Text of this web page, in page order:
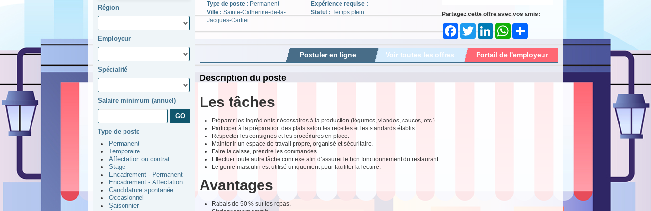
Région
Employeur
Spécialité
Salaire minimum (annuel)
Type de poste
Permanent
Temporaire
Affectation ou contrat
Stage
Encadrement - Permanent
Encadrement - Affectation
Candidature spontanée
Occasionnel
Saisonnier
Type de poste : Permanent
Ville : Sainte-Catherine-de-la-
Jacques-Cartier
Expérience requise :
Statut : Temps plein
Partagez cette offre avec vos amis:
FacebookTwitter LinkedInWhatsApp
Portail de l'employeur
Voir toutes les offres
Postuler en ligne
Description du poste
Les tâches
Préparer les ingrédients nécessaires à la production (légumes, viandes, sauces, etc.).
Participer à la préparation des plats selon les recettes et les standards établis.
Respecter les consignes et les procédures en place.
Maintenir un espace de travail propre, organisé et sécuritaire.
Faire la caisse, prendre les commandes.
Effectuer toute autre tâche connexe afin d’assurer le bon fonctionnement du restaurant.
Le genre masculin est utilisé uniquement pour faciliter la lecture.
Avantages
Rabais de 50 % sur les repas.